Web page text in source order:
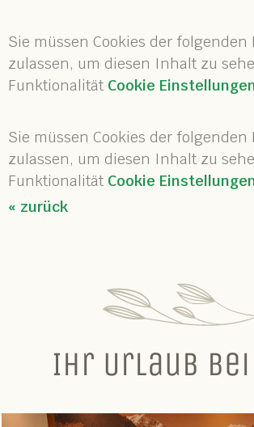
Sie müssen Cookies der folgenden
zulassen, um diesen Inhalt zu
Funktionalität Cookie
Sie müssen Cookies der folgenden
zulassen, um diesen Inhalt zu
Funktionalität Cookie
« zurück
Ihr Urlaub